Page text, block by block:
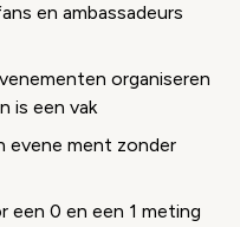
en ambassadeurs
organiseren
is een vak
evene ment zonder
een 0 en een 1 meting